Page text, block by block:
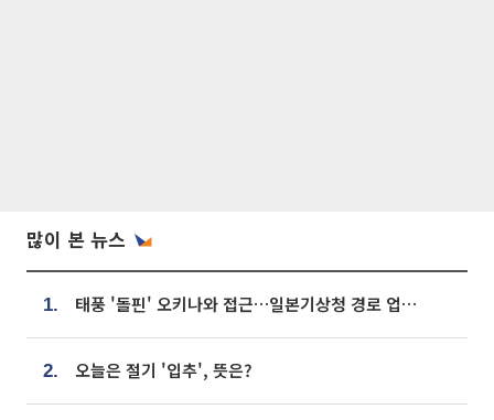
많이 본 뉴스
1. 태풍 '돌핀' 오키나와 접근…일본기상청 경로 업데이트
2. 오늘은 절기 '입추', 뜻은?